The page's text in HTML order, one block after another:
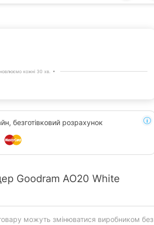
кожні 30 хв.
безготівковий розрахунок
Goodram AO20 White
можуть змінюватися виробником без